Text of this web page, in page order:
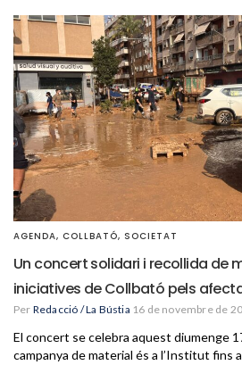
AGENDA, COLLBATÓ, SOCIETAT
Un concert solidari i recollida de
iniciatives de Collbató pels
Per Redacció / La Bústia 16 de novembre de
El concert se celebra aquest diumenge
campanya de material és a l’Institut fins